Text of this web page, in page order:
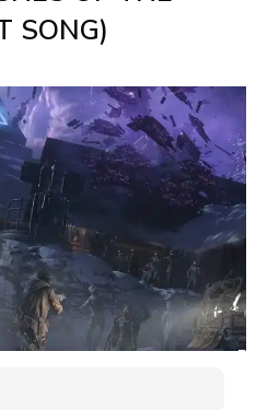
SONG)